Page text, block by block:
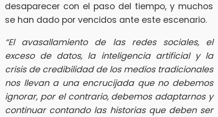
desaparecer con el paso del tiempo, y muchos
se han dado por vencidos ante este escenario.
“El avasallamiento de las redes sociales, el
exceso de datos, la inteligencia artificial y la
crisis de credibilidad de los medios tradicionales
nos llevan a una encrucijada que no debemos
ignorar, por el contrario, debemos adaptarnos y
continuar contando las historias que deben ser